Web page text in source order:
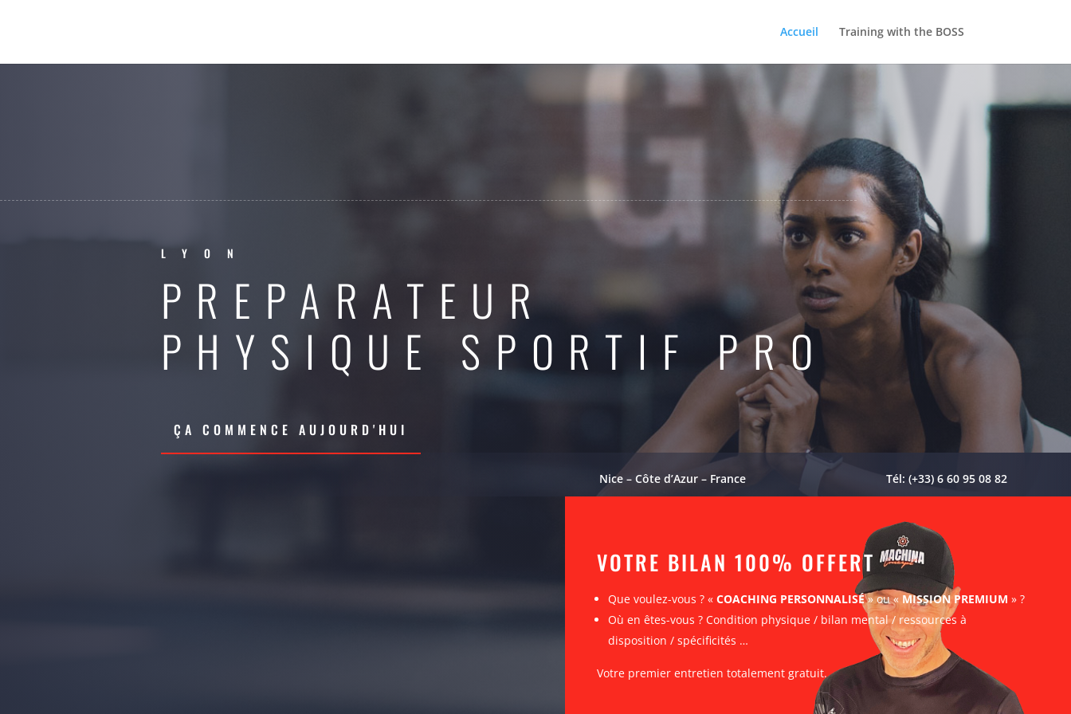
Accueil Training with the BOSS
GYM
LYON
PREPARATEUR
PHYSIQUE SPORTIF PRO
ÇA COMMENCE AUJOURD'HUI
Nice – Côte d’Azur – France Tél: (+33) 6 60 95 08 82
VOTRE BILAN 100% OFFERT
Que voulez-vous ? « COACHING PERSONNALISÉ» ou « MISSION PREMIUM » ?
Où en êtes-vous ? Condition physique / bilan mental / ressources à
disposition / spécificités …
Votre premier entretien totalement gratuit.